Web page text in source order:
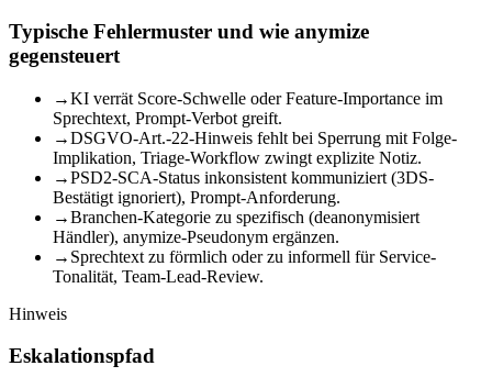
Typische Fehlermuster und wie anymize
gegensteuert
→KI verrät Score-Schwelle oder Feature-Importance im
Sprechtext, Prompt-Verbot greift.
→DSGVO-Art.-22-Hinweis fehlt bei Sperrung mit Folge-
Implikation, Triage-Workflow zwingt explizite Notiz.
→PSD2-SCA-Status inkonsistent kommuniziert (3DS-
Bestätigt ignoriert), Prompt-Anforderung.
→Branchen-Kategorie zu spezifisch (deanonymisiert
Händler), anymize-Pseudonym ergänzen.
→ Sprechtext zu förmlich oder zu informell für Service-
Tonalität, Team-Lead-Review.
Hinweis
Eskalationspfad